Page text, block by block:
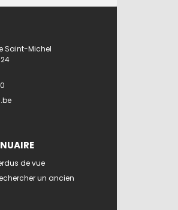
Saint-Michel
de vue
un ancien